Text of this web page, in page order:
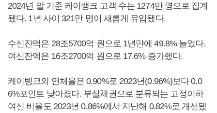
2024년 말 기준 케이뱅크 고객 수는 1274만 명으로 집계
됐다. 1년 사이 321만 명이 새롭게 유입됐다.
수신잔액은 28조5700억 원으로 1년만에 49.8% 늘었다.
여신잔액은 16조2700억 원으로 17.6% 증가했다.
케이뱅크의 연체율은 0.90%로 2023년(0.96%)보다 0.0
6%포인트 낮아졌다. 부실채권으로 분류되는 고정이하
여신 비율도 2023년 0.86%에서 지난해 0.82%로 개선됐